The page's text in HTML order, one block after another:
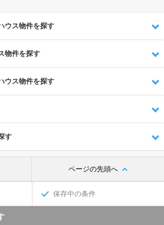
ウス物件を探す
物件を探す
ウス物件を探す
す
ページの先頭へ
保存中の条件